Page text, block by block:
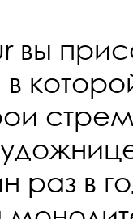
вы
раз в